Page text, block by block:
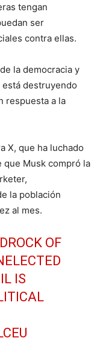
tengan
ser
contra ellas.
la democracia y
destruyendo
respuesta a la
X, que ha luchado
que Musk compró la
la población
al mes.
OF
IS